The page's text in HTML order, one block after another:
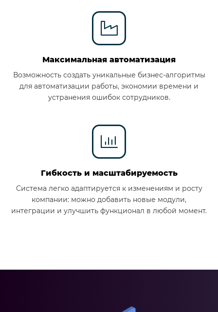
Максимальная автоматизация
Возможность создать уникальные бизнес-алгоритмы
для автоматизации работы, экономии времени и
устранения ошибок сотрудников.
Гибкость и масштабируемость
Система легко адаптируется к изменениям и росту
компании: можно добавить новые модули,
интеграции и улучшить функционал в любой момент.